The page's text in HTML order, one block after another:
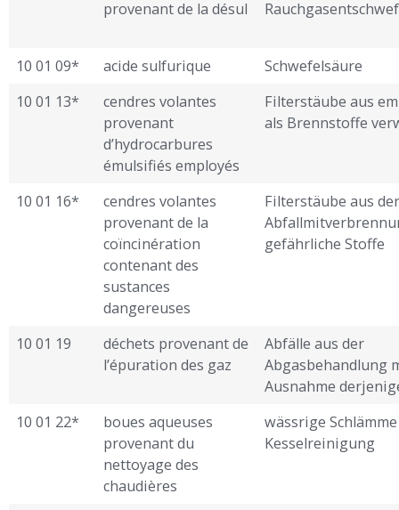
provenant de la désul
10 01 09* acide sulfurique
Schwefelsäure
10 01 13*
cendres volantes
provenant
d’hydrocarbures
émulsifiés employés
Filterstäube aus
als Brennstoffe
10 01 16*
cendres volantes
provenant de la
coïncinération
contenant des
sustances
dangereuses
Filterstäube aus der
gefährliche Stoffe
10 01 19
déchets provenant de
l’épuration des gaz
Abfälle aus der
Abgasbehandlung
Ausnahme
10 01 22*
boues aqueuses
provenant du
nettoyage des
chaudières
wässrige
Kesselreinigung